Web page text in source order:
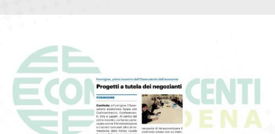
ISCRIZIONE E VANTAGGI
CATEGORIE SINDACALI
SERVIZI
GIOVEDÌ GASTRONOMICI